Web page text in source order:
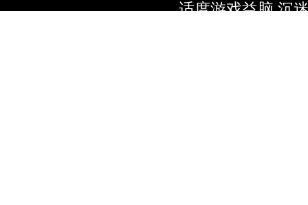
适度游戏益脑 沉